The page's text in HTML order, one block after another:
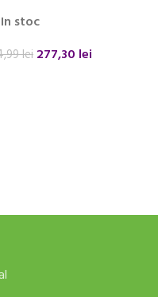
In stoc
lei 277,30 lei